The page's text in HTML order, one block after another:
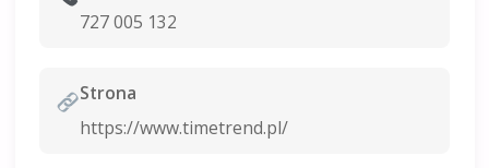
727 005 132
Strona
https://www.timetrend.pl/